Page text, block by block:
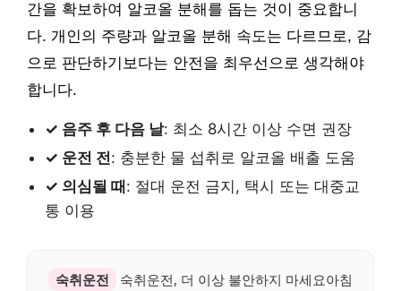
간을 확보하여 알코올 분해를 돕는 것이 중요합니
다. 개인의 주량과 알코올 분해 속도는 다르므로, 감
으로 판단하기보다는 안전을 최우선으로 생각해야
합니다.
✓ 음주 후 다음 날: 최소 8시간 이상 수면 권장
✓ 운전 전: 충분한 물 섭취로 알코올 배출 도움
✓ 의심될 때 : 절대 운전 금지, 택시 또는 대중교
통 이용
숙취운전
숙취운전, 더 이상 불안하지 마세요아침